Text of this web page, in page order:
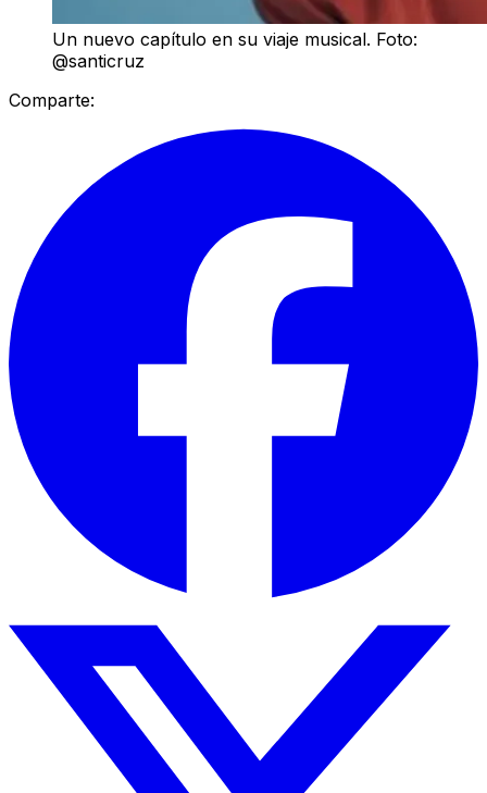
Un nuevo capítulo en su viaje musical. Foto:
@santicruz
Comparte: